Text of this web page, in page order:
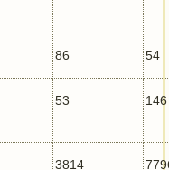
86 54
53 146
3814